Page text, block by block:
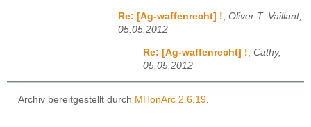
Re: [Ag-waffenrecht] !, Oliver T. Vaillant,
05.05.2012
Re: [Ag-waffenrecht] ! Cathy,
05.05.2012
Archiv bereitgestellt durch MHonArc 2.6.19